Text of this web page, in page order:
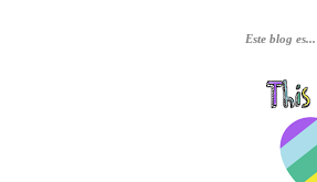
Este blog es...